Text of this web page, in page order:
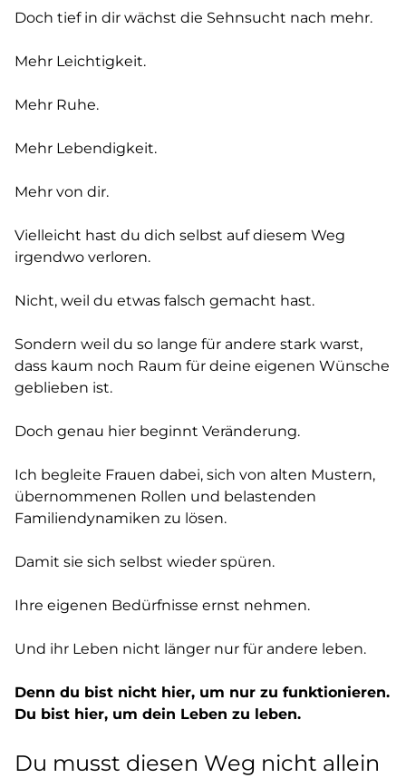
Doch tief in dir wächst die Sehnsucht nach mehr.
Mehr Leichtigkeit.
Mehr Ruhe.
Mehr Lebendigkeit.
Mehr von dir.
Vielleicht hast du dich selbst auf diesem Weg
irgendwo verloren.
Nicht, weil du etwas falsch gemacht hast.
Sondern weil du so lange für andere stark warst,
dass kaum noch Raum für deine eigenen Wünsche
geblieben ist.
Doch genau hier beginnt Veränderung.
Ich begleite Frauen dabei, sich von alten Mustern,
übernommenen Rollen und belastenden
Familiendynamiken zu lösen.
Damit sie sich selbst wieder spüren.
Ihre eigenen Bedürfnisse ernst nehmen.
Und ihr Leben nicht länger nur für andere leben.
Denn du bist nicht hier, um nur zu funktionieren.
Du bist hier, um dein Leben zu leben.
Du musst diesen Weg nicht allein